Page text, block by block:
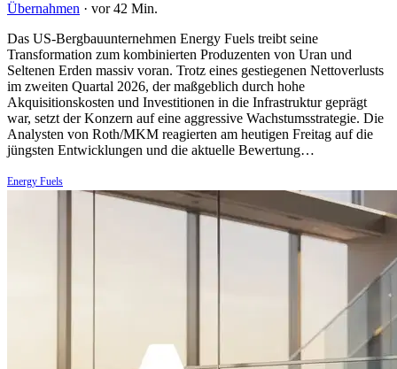
Übernahmen · vor 42 Min.
Das US-Bergbauunternehmen Energy Fuels treibt seine
Transformation zum kombinierten Produzenten von Uran und
Seltenen Erden massiv voran. Trotz eines gestiegenen Nettoverlusts
im zweiten Quartal 2026, der maßgeblich durch hohe
Akquisitionskosten und Investitionen in die Infrastruktur geprägt
war, setzt der Konzern auf eine aggressive Wachstumsstrategie. Die
Analysten von Roth/MKM reagierten am heutigen Freitag auf die
jüngsten Entwicklungen und die aktuelle Bewertung…
Energy Fuels